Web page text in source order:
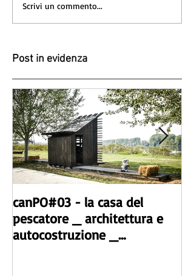
Scrivi un commento...
Post in evidenza
canPO#03 - la casa del
pescatore _ architettura e
autocostruzione _